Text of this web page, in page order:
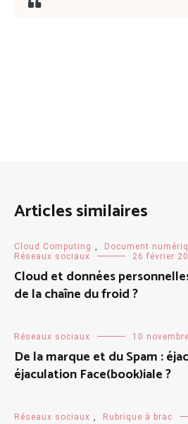
Articles similaires
Cloud Computing Document
Réseaux sociaux
26 février
Cloud et données
de la chaîne du froid ?
Réseaux sociaux 10
De la marque et du Spam :
éjaculation Face(book)iale ?
Réseaux sociaux Rubrique à brac